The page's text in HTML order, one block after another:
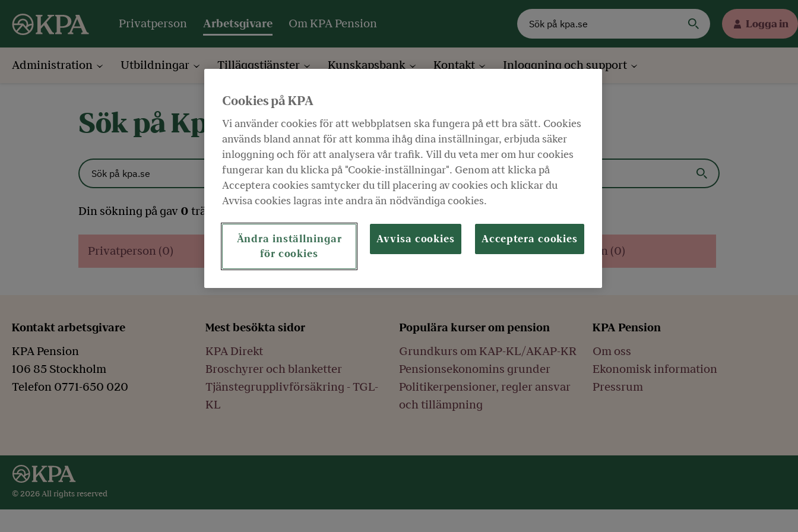
Privatperson Arbetsgivare Om KPA Pension Logga in
Administration Utbildningar Tilläggstjänster Kunskapsbank Kontakt Inloggning och support
Sök på Kpa.se
Din sökning pågav 0 träffar.
Privatperson (0) Arbetsgivare (0) Hela webbplatsen (0)
Kontakt arbetsgivare
KPA Pension
106 85 Stockholm
Telefon 0771-650 020
Mest besökta sidor
KPA Direkt
Broschyrer och blanketter
Tjänstegrupplivförsäkring - TGL-
KL
Populära kurser om pension
Grundkurs om KAP-KL/AKAP-KR
Pensionsekonomins grunder
Politikerpensioner, regler ansvar
och tillämpning
KPA Pension
Om oss
Ekonomisk information
Pressrum
© 2026 All rights reserved
Cookies på KPA
Vi använder cookies för att webbplatsen ska fungera på ett bra sätt. Cookies
används bland annat för att komma ihåg dina inställningar, erbjuda säker
inloggning och för att analysera vår trafik. Vill du veta mer om hur cookies
fungerar kan du klicka på "Cookie-inställningar". Genom att klicka på
Acceptera cookies samtycker du till placering av cookies och klickar du
Avvisa cookies lagras inte andra än nödvändiga cookies.
Ändra inställningar
för cookies
Avvisa cookies Acceptera cookies